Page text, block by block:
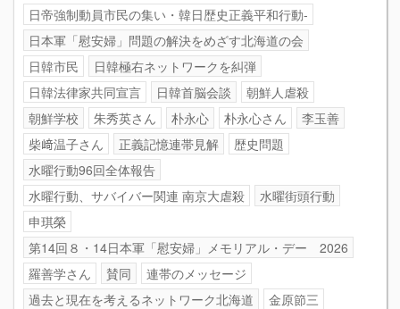
日帝強制動員市民の集い・韓日歴史正義平和行動-
日本軍「慰安婦」問題の解決をめざす北海道の会
日韓市民
日韓極右ネットワークを糾弾
日韓法律家共同宣言
日韓首脳会談
朝鮮人虐殺
朝鮮学校
朱秀英さん 朴永心 朴永心さん
李玉善
柴﨑温子さん
正義記憶連帯見解
歴史問題
水曜行動96回全体報告
水曜行動、サバイバー関連 南京大虐殺
水曜街頭行動
申琪榮
第14回８・14日本軍「慰安婦」メモリアル・デー 2026
羅善学さん
賛同
連帯のメッセージ
過去と現在を考えるネットワーク北海道
金原節三